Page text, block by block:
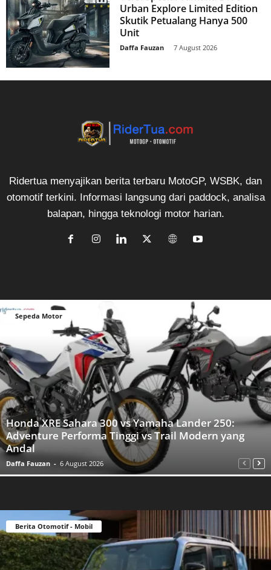
Urban Explore Limited Edition
Skutik Petualang Hanya 500
Unit
Daffa Fauzan 7 August 2026
Ridertua menyajikan berita terbaru MotoGP, WSBK, dan
otomotif terkini. Informasi langsung dari paddock, analisa
balapan, hingga teknologi motor harian.
Sepeda Motor
Honda XRE Sahara 300 vs Yamaha Lander 250:
Adventure Performa Tinggi vs Trail Modern yang
Andal
Daffa Fauzan - 6 August 2026
Berita Otomotif - Mobil